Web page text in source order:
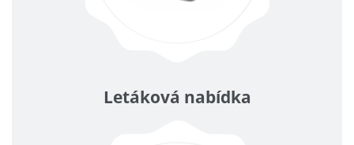
Letáková nabídka